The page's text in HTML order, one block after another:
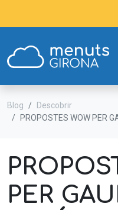
Blog
Descobrir
PROPOSTES WOW PER
PER